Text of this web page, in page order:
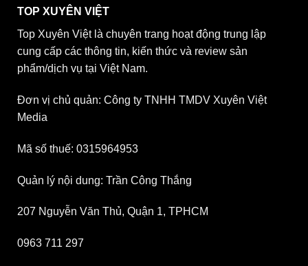
TOP XUYÊN VIỆT
Top Xuyên Việt là chuyên trang hoạt động trung lập
cung cấp các thông tin, kiến thức và review sản
phẩm/dịch vụ tại Việt Nam.
Đơn vị chủ quản: Công ty TNHH TMDV Xuyên Việt
Media
Mã số thuế: 0315964953
Quản lý nội dung: Trần Công Thắng
207 Nguyễn Văn Thủ, Quận 1, TPHCM
0963 711 297